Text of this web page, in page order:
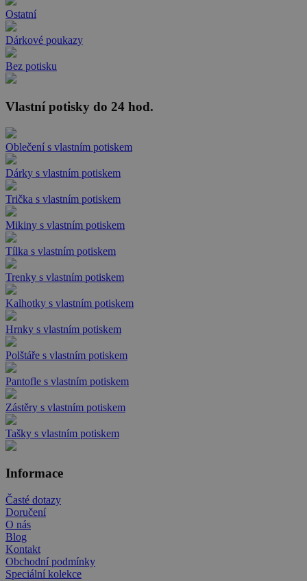
Ostatní
Dárkové poukazy
Bez potisku
Vlastní potisky do 24 hod.
Oblečení s vlastním potiskem
Dárky s vlastním potiskem
Trička s vlastním potiskem
Mikiny s vlastním potiskem
Tílka s vlastním potiskem
Trenky s vlastním potiskem
Kalhotky s vlastním potiskem
Hrnky s vlastním potiskem
Polštáře s vlastním potiskem
Pantofle s vlastním potiskem
Zástěry s vlastním potiskem
Tašky s vlastním potiskem
Informace
Časté dotazy
Doručení
O nás
Blog
Kontakt
Obchodní podmínky
Speciální kolekce